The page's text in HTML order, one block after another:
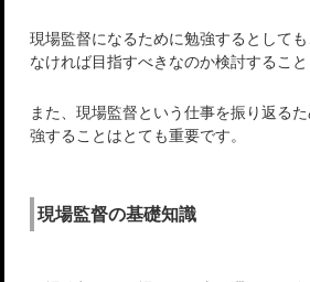
現場監督になるために勉強するとして
なければ目指すべきなのか検討すること
また、現場監督という仕事を振り返る
強することはとても重要です。
現場監督の基礎知識